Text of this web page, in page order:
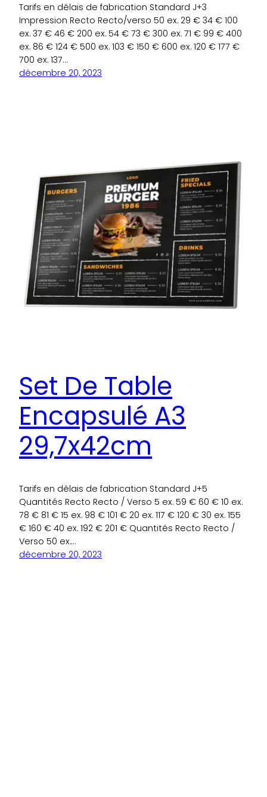
Tarifs en délais de fabrication Standard J+3
Impression Recto Recto/verso 50 ex. 29 € 34 € 100
ex. 37 € 46 € 200 ex. 54 € 73 € 300 ex. 71 € 99 € 400
ex. 86 € 124 € 500 ex. 103 € 150 € 600 ex. 120 € 177 €
700 ex. 137…
décembre 20, 2023
Set De Table
Encapsulé A3
29,7x42cm
Tarifs en délais de fabrication Standard J+5
Quantités Recto Recto / Verso 5 ex. 59 € 60 € 10 ex.
78 € 81 € 15 ex. 98 € 101 € 20 ex. 117 € 120 € 30 ex. 155
€ 160 € 40 ex. 192 € 201 € Quantités Recto Recto /
Verso 50 ex.…
décembre 20, 2023